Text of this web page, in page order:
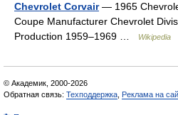
Chevrolet Corvair— 1965
Coupe Manufacturer Chevrolet
Production 1959–1969 …
Wikipedia
© Академик, 2000-2026
Обратная связь: Техподдержка Реклама на